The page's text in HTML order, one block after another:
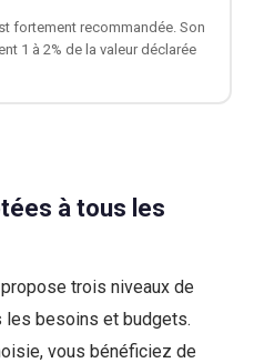
fortement recommandée. Son
1 à 2% de la valeur déclarée
à tous les
trois niveaux de
les besoins et budgets.
vous bénéficiez de